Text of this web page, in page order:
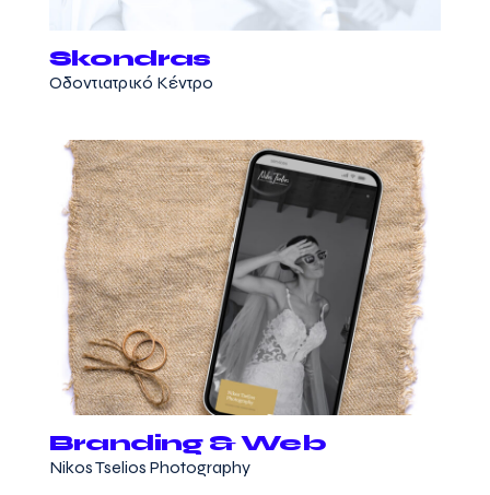
Skondras
Οδοντιατρικό Κέντρο
Branding & Web
Nikos Tselios Photography